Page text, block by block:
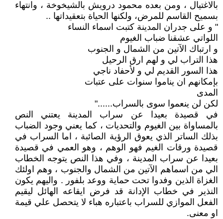
بالاغتيال ، ومن بعده محمود درويش بالشيخوخة ، وانتهاء
بسميح القاسم للمرض، ولكنها الحياة بتعقيداتها ..
" و على جدران المدينة كتبت اسماء النساء
اللواتي عشقنا ضباب الغيوم
و ارتباك الآتين من الشمال و الجنوب
هذا التراب لي و لهم ارق الرحيل
هذا السور القديم لي و لأحفاد ناجي
بإمكانهم ان يناموا سنوات على عتبات
المدى
لكن لن ينعموا سوى بالسراب......"
في قصيدة بعيدا عن سراب المدينة يعتني النص
بالمساواة بين الغيوم والتحديات ، كما يعني وجود الضباب
بذلك الساتر الذي يعوق الرؤية الصائبة ، اما السراب في
قصيدة ورقات الغيم فهو الوهم ، وهو العمي في قصيدة
بعيدا عن سراب المدينة ، وفي هذا النص يتوجه الخطاب
الي من اسماهم الآتين من الشمال والجنوب ، وهم اولئك
الغزاة الذين وفدوا تحت حماية ووعد بلفور . واليهم يكون
النذير في خطاب الإدانة قد فرض ايقاعه الهائل ليقيم
الفعل الموازي للسراب باعتباره هباء لا يتحصل علي قيمة
او معنى.